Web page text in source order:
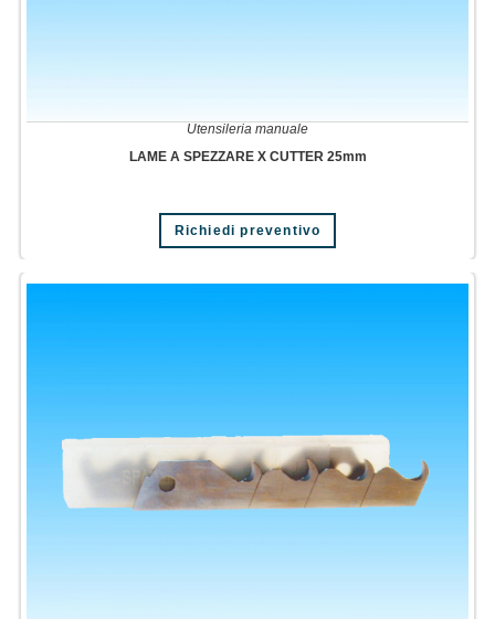
Utensileria manuale
LAME A SPEZZARE X CUTTER 25mm
Richiedi preventivo